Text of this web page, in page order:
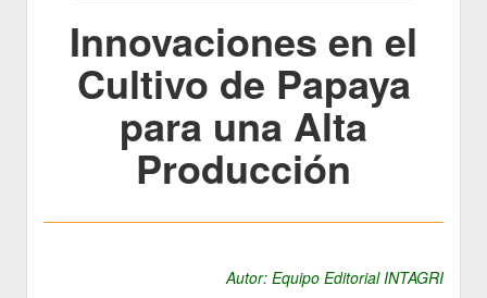
Innovaciones en el
Cultivo de Papaya
para una Alta
Producción
Autor: Equipo Editorial INTAGRI